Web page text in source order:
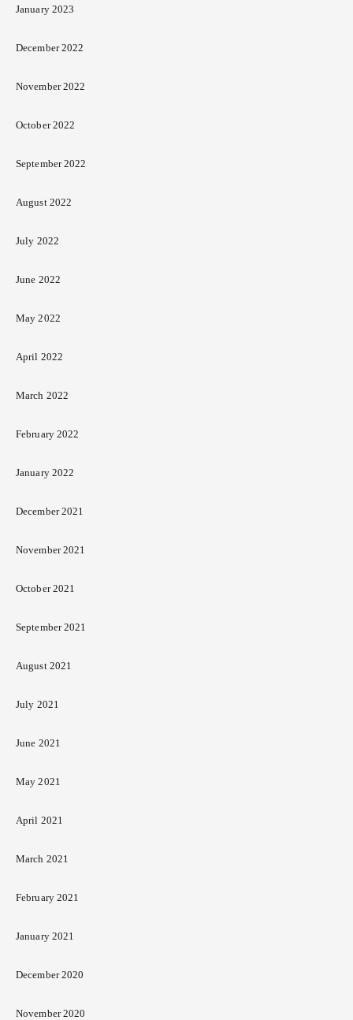
January 2023
December 2022
November 2022
October 2022
September 2022
August 2022
July 2022
June 2022
May 2022
April 2022
March 2022
February 2022
January 2022
December 2021
November 2021
October 2021
September 2021
August 2021
July 2021
June 2021
May 2021
April 2021
March 2021
February 2021
January 2021
December 2020
November 2020